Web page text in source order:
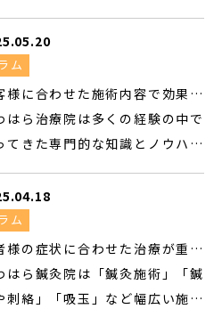
んな時、ぜひ検討していただき
択肢です。 くわはら鍼灸院に
薬ばかりに頼りたくない」と
多くいらっしゃいます。私たち
し、皆さんが本来持っている自
すお手伝いをしています。 当院
線を画します。東洋医学独自の
き、「気血水（きけつすい）の
らく）やツボを介して全身のバ
れにより、痛みや不調の根本原
経の乱れなども調整できるんで
ム
様に合わせた施術内容で効果的
療を進めていきます
はら治療院は多くの経験の中で
てきた専門的な知識とノウハウ
いては自信を持っているため、
様一人ひとりの状況に合わせな
柔軟に対応しています。 鍼灸は
が持っている自然治癒力を最大
発揮させる治療方法になります
急性や慢性などに関わらず治療
ム
様の症状に合わせた治療が重要
ります
はら鍼灸院は「鍼灸施術」「鍼
刺絡」「吸玉」など幅広い施術